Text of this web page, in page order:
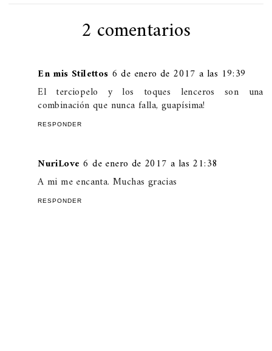
2 comentarios
En mis Stilettos 6 de enero de 2017 a las 19:39
El terciopelo y los toques lenceros son una
combinación que nunca falla, guapísima!
RESPONDER
NuriLove 6 de enero de 2017 a las 21:38
A mi me encanta. Muchas gracias
RESPONDER